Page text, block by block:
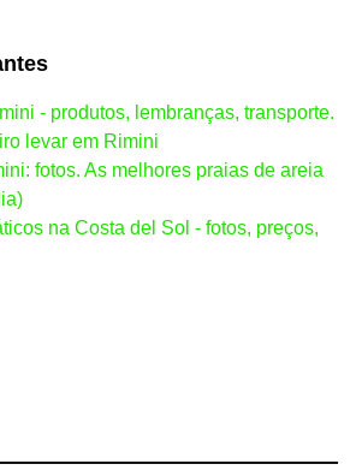
- produtos, lembranças, transporte.
levar em Rimini
fotos. As melhores praias de areia
na Costa del Sol - fotos, preços,